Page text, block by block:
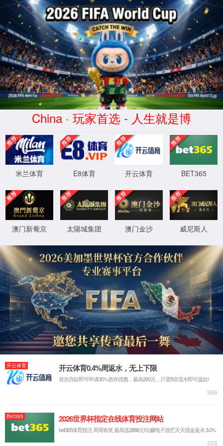
抱歉，您撞到了不存在的页面...
最有可能的原因是：
您输入的网址可能不正确
链接可能已过期
别担心，您可以尝试返回首页
XML 地图